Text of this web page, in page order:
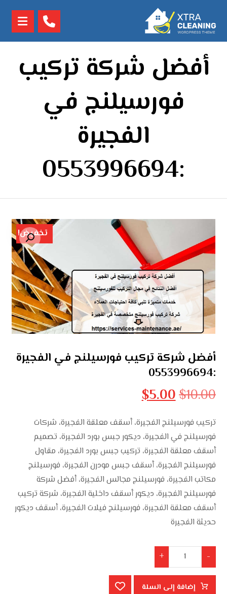
أفضل شركة تركيب
فورسيلنج في
الفجيرة
:0553996694
تكبير الصورةتخفيض!
أفضل شركة تركيب فورسيلنج في الفجيرة
:0553996694
$10.00
$5.00
تركيب فورسيلنج الفجيرة، أسقف معلقة الفجيرة، شركات
فورسيلنج في الفجيرة، ديكور جبس بورد الفجيرة، تصميم
أسقف معلقة الفجيرة، تركيب جبس بورد الفجيرة، مقاول
فورسيلنج الفجيرة، أسقف جبس مودرن الفجيرة، فورسيلنج
مكاتب الفجيرة، فورسيلنج مجالس الفجيرة، أفضل شركة
فورسيلنج الفجيرة، ديكور أسقف داخلية الفجيرة، شركة تركيب
أسقف معلقة الفجيرة، فورسيلنج فيلات الفجيرة، أسقف ديكور
حديثة الفجيرة
-
+
إضافة إلى السلة